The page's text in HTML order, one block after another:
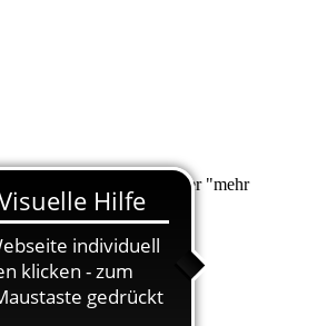
Anliegen suchen. Unter "mehr